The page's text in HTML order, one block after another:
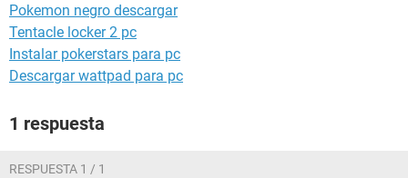
Pokemon negro descargar
Tentacle locker 2 pc
Instalar pokerstars para pc
Descargar wattpad para pc
1 respuesta
RESPUESTA 1 / 1